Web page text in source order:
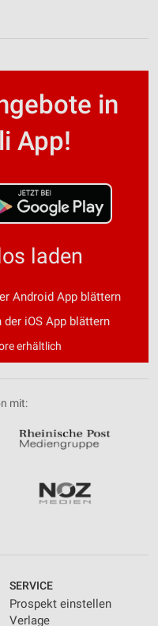
in
App!
laden
Android App blättern
iOS App blättern
erhältlich
mit:
SERVICE
Prospekt einstellen
Verlage